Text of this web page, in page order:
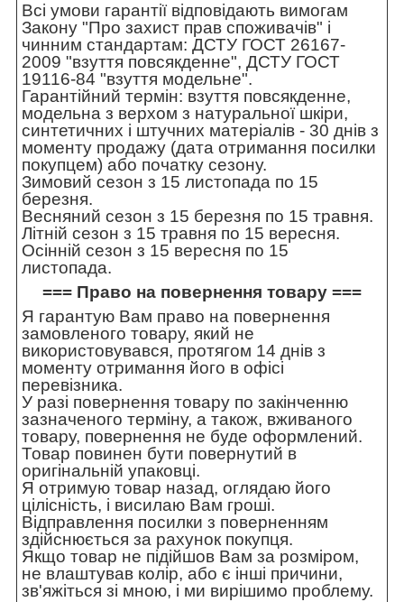
Всі умови гарантії відповідають вимогам
Закону "Про захист прав споживачів" і
чинним стандартам: ДСТУ ГОСТ 26167-
2009 "взуття повсякденне", ДСТУ ГОСТ
19116-84 "взуття модельне".
Гарантійний термін: взуття повсякденне,
модельна з верхом з натуральної шкіри,
синтетичних і штучних матеріалів - 30 днів з
моменту продажу (дата отримання посилки
покупцем) або початку сезону.
Зимовий сезон з 15 листопада по 15
березня.
Весняний сезон з 15 березня по 15 травня.
Літній сезон з 15 травня по 15 вересня.
Осінній сезон з 15 вересня по 15
листопада.
=== Право на повернення товару ===
Я гарантую Вам право на повернення
замовленого товару, який не
використовувався, протягом 14 днів з
моменту отримання його в офісі
перевізника.
У разі повернення товару по закінченню
зазначеного терміну, а також, вживаного
товару, повернення не буде оформлений.
Товар повинен бути повернутий в
оригінальній упаковці.
Я отримую товар назад, оглядаю його
цілісність, і висилаю Вам гроші.
Відправлення посилки з поверненням
здійснюється за рахунок покупця.
Якщо товар не підійшов Вам за розміром,
не влаштував колір, або є інші причини,
зв'яжіться зі мною, і ми вирішимо проблему.